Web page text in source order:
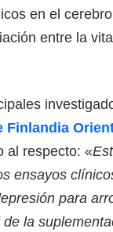
en el
entre la
Finlandia
al respecto: «
ensayos
para
la